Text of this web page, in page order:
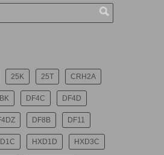
25K 25T CRH2A
DF4C DF4D
DF8B DF11
HXD1D HXD3C